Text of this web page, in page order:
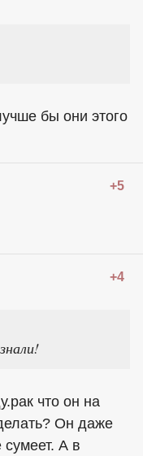
бы они этого
+5
+4
что он на
Он даже
сумеет. А в